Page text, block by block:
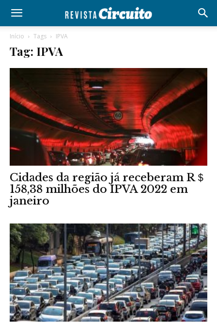
Início Tags IPVA
Tag: IPVA
Cidades da região já receberam R＄
158,38 milhões do IPVA 2022 em
janeiro